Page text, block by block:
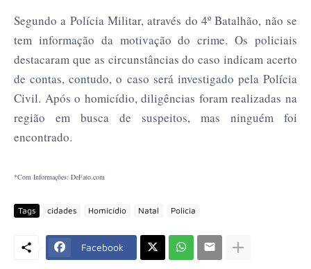
Segundo a Polícia Militar, através do 4º Batalhão, não se
tem informação da motivação do crime. Os policiais
destacaram que as circunstâncias do caso indicam acerto
de contas, contudo, o caso será investigado pela Polícia
Civil. Após o homicídio, diligências foram realizadas na
região em busca de suspeitos, mas ninguém foi
encontrado.
*Com Informações: DeFato.com
Tags cidades Homicídio Natal Policia
Facebook